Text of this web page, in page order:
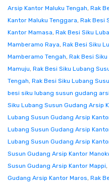
Arsip Kantor Maluku Tengah, Rak
Kantor Maluku Tenggara, Rak Besi
Kantor Mamasa, Rak Besi Siku
Mamberamo Raya, Rak Besi Siku
Mamberamo Tengah, Rak Besi
Mamuju, Rak Besi Siku Lubang
Tengah, Rak Besi Siku Lubang
besi siku lubang susun gudang
Siku Lubang Susun Gudang Arsip
Lubang Susun Gudang Arsip
Lubang Susun Gudang Arsip
Lubang Susun Gudang Arsip
Susun Gudang Arsip Kantor
Susun Gudang Arsip Kantor Mappi,
Gudang Arsip Kantor Maros, Rak